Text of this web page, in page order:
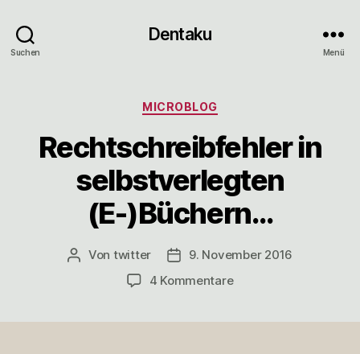
Suchen
Dentaku
Menü
Kategorien
MICROBLOG
Rechtschreibfehler in
selbstverlegten
(E-)Büchern…
Beitragsautor
Von twitter Veröffentlichungsdatum
9. November 2016
4 Kommentarezu